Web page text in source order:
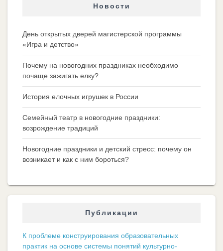
Новости
День открытых дверей магистерской программы
«Игра и детство»
Почему на новогодних праздниках необходимо
почаще зажигать елку?
История елочных игрушек в России
Семейный театр в новогодние праздники:
возрождение традиций
Новогодние праздники и детский стресс: почему он
возникает и как с ним бороться?
Публикации
К проблеме конструирования образовательных
практик на основе системы понятий культурно-